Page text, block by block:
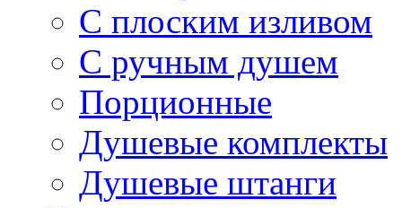
С плоским изливом
С ручным душем
Порционные
Душевые комплекты
Душевые штанги